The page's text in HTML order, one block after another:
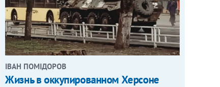
ІВАН ПОМІДОРОВ
Жизнь в оккупированном Херсоне